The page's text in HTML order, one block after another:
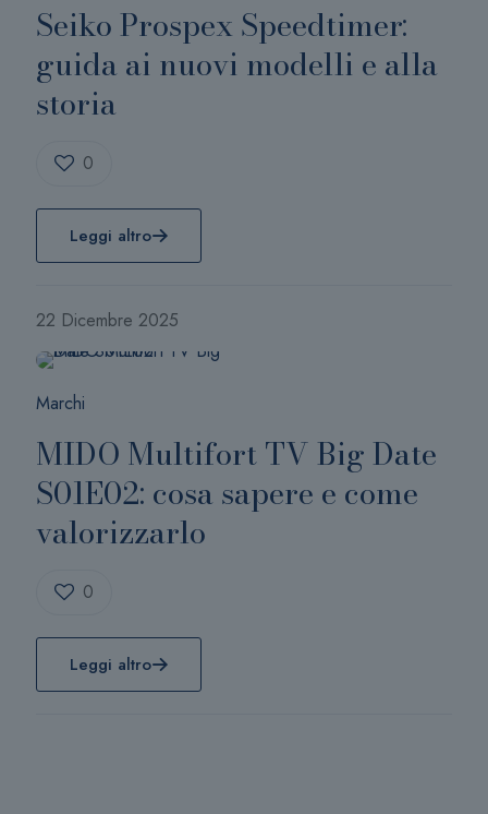
Seiko Prospex Speedtimer:
guida ai nuovi modelli e alla
storia
0
Leggi altro
22 Dicembre 2025
Marchi
MIDO Multifort TV Big Date
S01E02: cosa sapere e come
valorizzarlo
0
Leggi altro